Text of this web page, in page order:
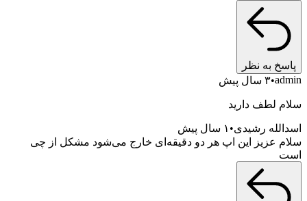
پاسخ به نظر
admin ۳ سال پیش
سلام لطف دارید
اسدالله رشیدی ۱ سال پیش
سلام عزیز این اپ هر دو دقیقه‌ای خارج می‌شود مشکل از چی
است